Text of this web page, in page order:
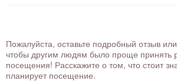
Пожалуйста, оставьте подробный отзыв
чтобы другим людям было проще принять
посещения! Расскажите о том, что стоит
планирует посещение.